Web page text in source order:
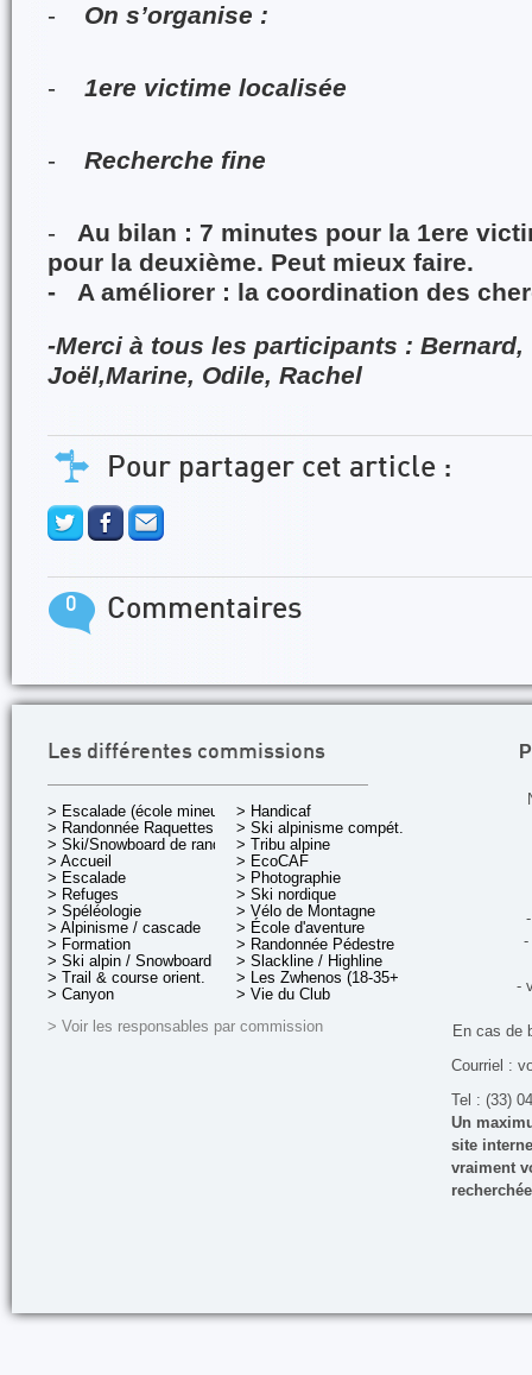
- On s’organise :
- 1ere victime localisée
- Recherche fine
- Au bilan : 7 minutes pour la 1ere
pour la deuxième. Peut mieux faire.
- A améliorer : la coordination des
-Merci à tous les participants : Bernard,
Joël,Marine, Odile, Rachel
Pour partager cet article :
0 Commentaires
Les différentes commissions
> Escalade (école mineurs)
> Randonnée Raquettes
> Ski/Snowboard de rando.
> Accueil
> Escalade
> Refuges
> Spéléologie
> Alpinisme / cascade
> Formation
> Ski alpin / Snowboard
> Trail & course orient.
> Canyon
> Handicaf
> Ski alpinisme compét.
> Tribu alpine
> EcoCAF
> Photographie
> Ski nordique
> Vélo de Montagne
> École d'aventure
> Randonnée Pédestre
> Slackline / Highline
> Les Zwhenos (18-35+ ans)
> Vie du Club
> Voir les responsables par commission
-
-
En cas de
Courriel :
Tel : (33)
Un
site
vraiment